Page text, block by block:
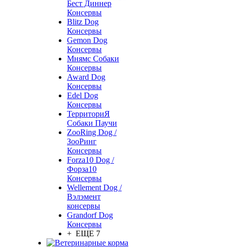
Бест Диннер
Консервы
Blitz Dog
Консервы
Gemon Dog
Консервы
Мнямс Собаки
Консервы
Award Dog
Консервы
Edel Dog
Консервы
ТерриториЯ
Собаки Паучи
ZooRing Dog /
ЗооРинг
Консервы
Forza10 Dog /
Форза10
Консервы
Wellement Dog /
Вэлэмент
консервы
Grandorf Dog
Консервы
+ ЕЩЕ 7